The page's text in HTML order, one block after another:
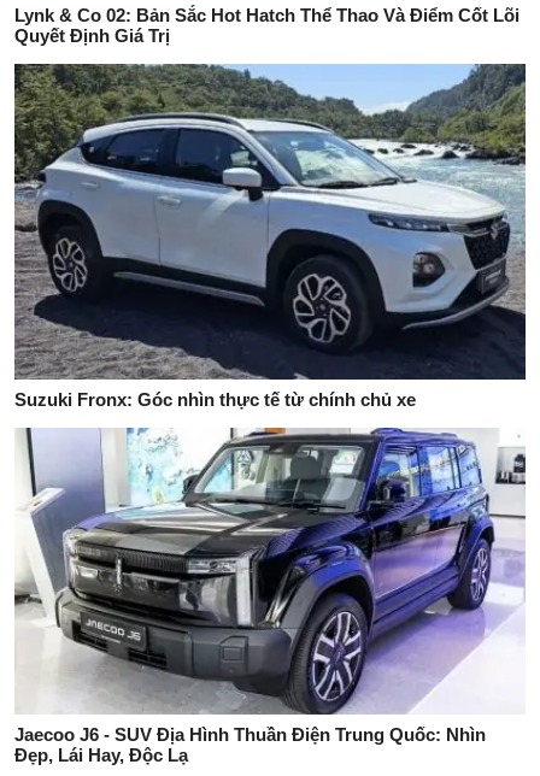
Lynk & Co 02: Bản Sắc Hot Hatch Thể Thao Và Điểm Cốt Lõi
Quyết Định Giá Trị
Suzuki Fronx: Góc nhìn thực tế từ chính chủ xe
Jaecoo J6 - SUV Địa Hình Thuần Điện Trung Quốc: Nhìn
Đẹp, Lái Hay, Độc Lạ